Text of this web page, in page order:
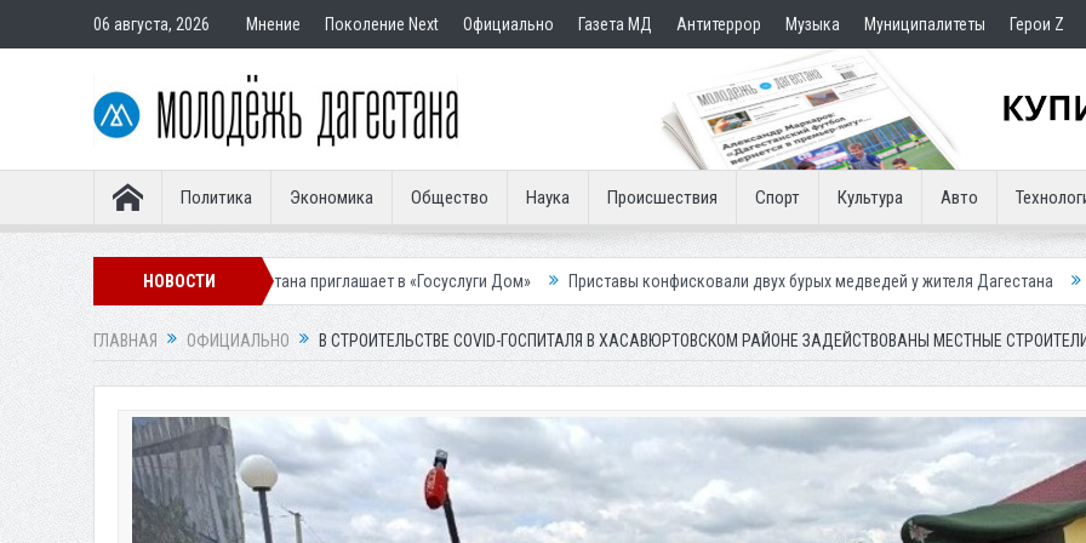
06 августа, 2026 Мнение Поколение Next Официально Газета МД Антитеррор Музыка Муниципалитеты Герои Z
Политика Экономика Общество Наука Происшествия Спорт Культура Авто
НОВОСТИ
Жителей Дагестана приглашает в «Госуслуги Дом» Приставы конфисковали двух бурых медведей у жителя Дагестана Роспотребнадзор
ГЛАВНАЯ ОФИЦИАЛЬНО В СТРОИТЕЛЬСТВЕ COVID-ГОСПИТАЛЯ В ХАСАВЮРТОВСКОМ РАЙОНЕ ЗАДЕЙСТВОВАНЫ МЕСТНЫЕ СТРОИТЕЛИ